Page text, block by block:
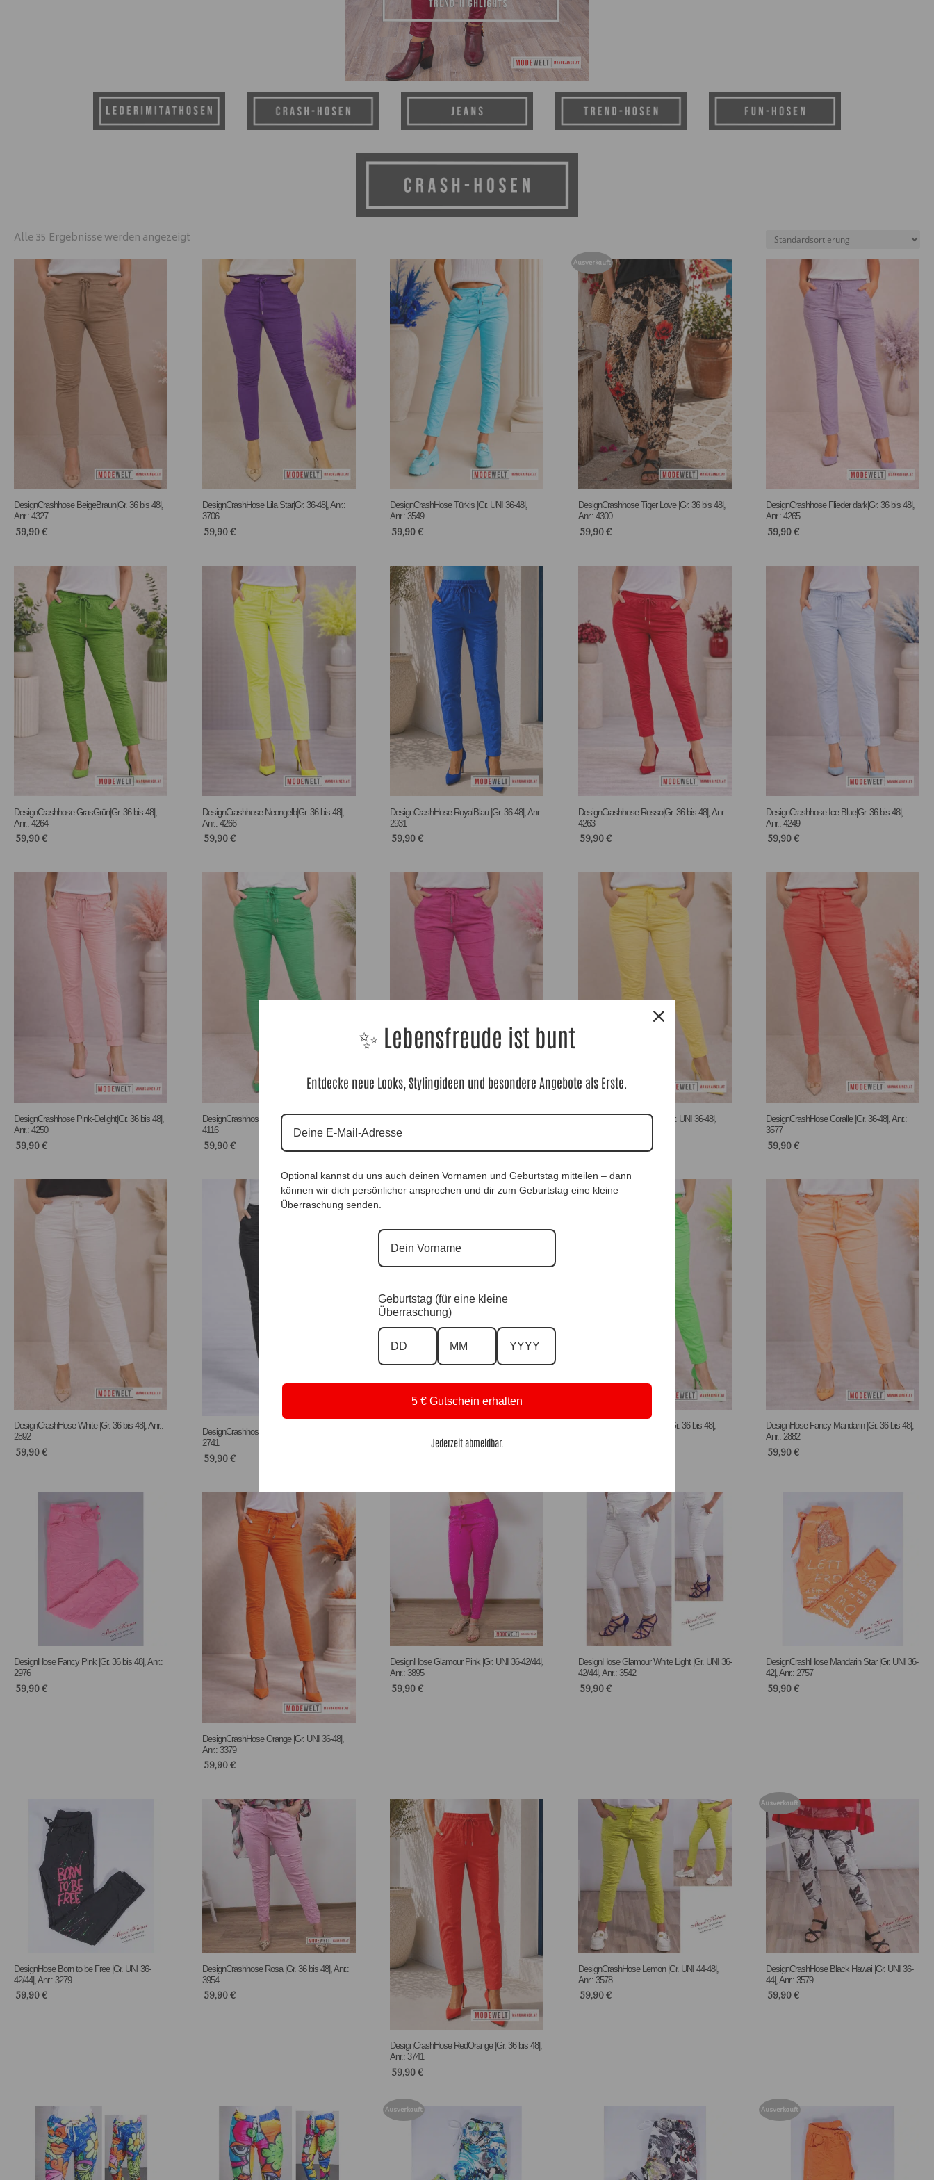
Alle 35 Ergebnisse werden angezeigt
DesignCrashhose BeigeBraun|Gr. 36 bis 48|,
Anr.: 4327
59,90€
DesignCrashHose Lila Star|Gr. 36-48|, Anr.:
3706
59,90€
DesignCrashHose Türkis |Gr. UNI 36-48|,
Anr.: 3549
59,90€
Ausverkauft
DesignCrashhose Tiger Love |Gr. 36 bis 48|,
Anr.: 4300
59,90€
DesignCrashhose Flieder dark|Gr. 36 bis 48|,
Anr.: 4265
59,90€
DesignCrashhose GrasGrün|Gr. 36 bis 48|,
Anr.: 4264
59,90€
DesignCrashhose Neongelb|Gr. 36 bis 48|,
Anr.: 4266
59,90€
DesignCrashHose RoyalBlau |Gr. 36-48|, Anr.:
2931
59,90€
DesignCrashhose Rosso|Gr. 36 bis 48|, Anr.:
4263
59,90€
DesignCrashhose Ice Blue|Gr. 36 bis 48|,
Anr.: 4249
59,90€
DesignCrashhose Pink-Delight|Gr. 36 bis 48|,
Anr.: 4250
59,90€
DesignCrashhose Green |Gr. 36 bis 48|, Anr.:
4116
59,90€
2829
DesignCrashHose Yellow |Gr. UNI 36-48|,
DesignCrashHose Coralle |Gr. 36-48|, Anr.:
3577
59,90€
DesignCrashHose White |Gr. 36 bis 48|, Anr.:
2892
59,90€
DesignCrashhose Black |Gr. UNI 36-48|, Anr.:
2741
59,90€
DesignCrashhose Brown |Gr. 36 bis 48|, Anr.:
DesignHose Fancy Green |Gr. 36 bis 48|,
DesignHose Fancy Mandarin |Gr. 36 bis 48|,
Anr.: 2882
59,90€
DesignHose Fancy Pink |Gr. 36 bis 48|, Anr.:
2976
59,90€
DesignCrashHose Orange |Gr. UNI 36-48|,
Anr.: 3379
59,90€
DesignHose Glamour Pink |Gr. UNI 36-42/44|,
Anr.: 3895
59,90€
DesignHose Glamour White Light |Gr. UNI 36-
42/44|, Anr.: 3542
59,90€
DesignCrashHose Mandarin Star |Gr. UNI 36-
42|, Anr.: 2757
59,90€
DesignHose Born to be Free |Gr. UNI 36-
42/44|, Anr.: 3279
59,90€
DesignCrashhose Rosa |Gr. 36 bis 48|, Anr.:
3954
59,90€
DesignCrashHose RedOrange |Gr. 36 bis 48|,
Anr.: 3741
59,90€
DesignCrashHose Lemon |Gr. UNI 44-48|,
Anr.: 3578
59,90€
Ausverkauft
DesignCrashHose Black Hawai |Gr. UNI 36-
44|, Anr.: 3579
59,90€
Ausverkauft Ausverkauft
✨ Lebensfreude ist bunt
Entdecke neue Looks, Stylingideen und besondere Angebote als Erste.
Optional kannst du uns auch deinen Vornamen und Geburtstag mitteilen – dann
können wir dich persönlicher ansprechen und dir zum Geburtstag eine kleine
Überraschung senden.
Geburtstag (für eine kleine
Überraschung)
5 € Gutschein erhalten
Jederzeit abmeldbar.